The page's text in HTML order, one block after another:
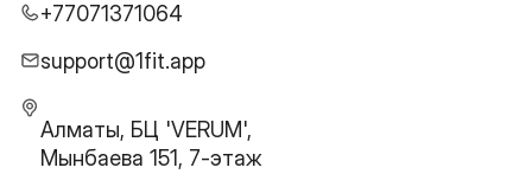
+77071371064
support@1fit.app
Алматы, БЦ 'VERUM',
Мынбаева 151, 7-этаж